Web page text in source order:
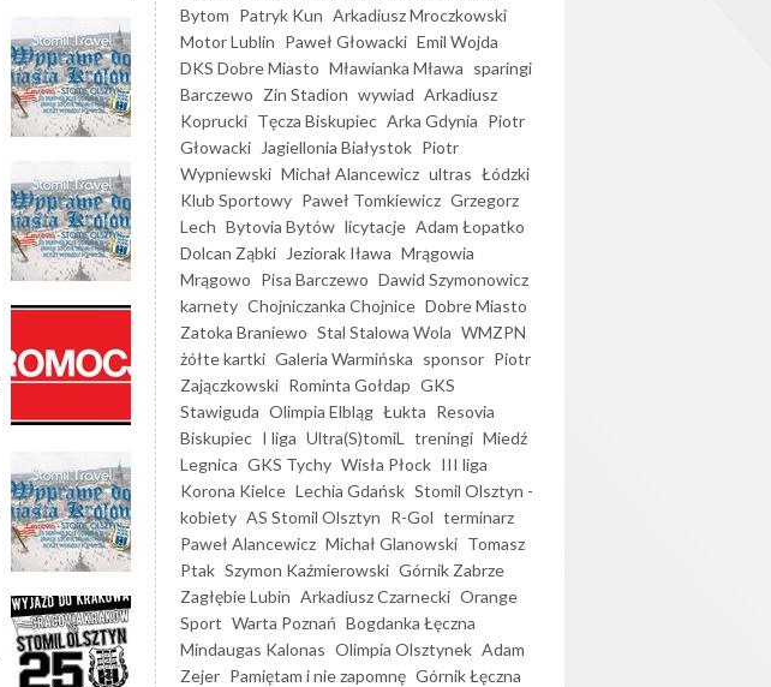
Bytom Patryk Kun Arkadiusz Mroczkowski
Motor Lublin Paweł Głowacki Emil Wojda
DKS Dobre Miasto Mławianka Mława sparingi
Barczewo Zin Stadion wywiad Arkadiusz
Koprucki Tęcza Biskupiec Arka Gdynia Piotr
Głowacki
Jagiellonia Białystok Piotr
Wypniewski Michał Alancewicz ultras Łódzki
Klub Sportowy Paweł Tomkiewicz Grzegorz
Lech Bytovia Bytów licytacje Adam Łopatko
Dolcan Ząbki
Jeziorak Iława Mrągowia
Mrągowo Pisa Barczewo Dawid Szymonowicz
karnety Chojniczanka Chojnice Dobre Miasto
Zatoka Braniewo Stal Stalowa Wola WMZPN
żółte kartki Galeria Warmińska sponsor Piotr
Zajączkowski Rominta Gołdap GKS
Stawiguda Olimpia Elbląg Łukta Resovia
Biskupiec I liga Ultra(S)tomiL treningi Miedź
Legnica GKS Tychy Wisła Płock III liga
Korona Kielce Lechia Gdańsk Stomil Olsztyn -
kobiety AS Stomil Olsztyn R-Gol terminarz
Paweł Alancewicz Michał Glanowski Tomasz
Ptak Szymon Kaźmierowski Górnik Zabrze
Zagłębie Lubin Arkadiusz Czarnecki Orange
Sport Warta Poznań Bogdanka Łęczna
Mindaugas Kalonas Olimpia Olsztynek Adam
Zejer Pamiętam i nie zapomnę Górnik Łęczna